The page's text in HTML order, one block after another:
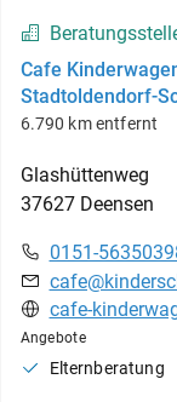
Cafe
Stadtoldendorf-
6.790 km entfernt
Glashüttenweg
37627 Deensen
0151-
cafe-
Angebote
Elternberatung